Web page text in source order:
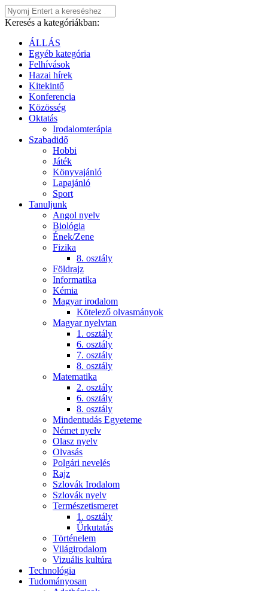
Keresés a kategóriákban:
ÁLLÁS
Egyéb kategória
Felhívások
Hazai hírek
Kitekintő
Konferencia
Közösség
Oktatás
Irodalomterápia
Szabadidő
Hobbi
Játék
Könyvajánló
Lapajánló
Sport
Tanuljunk
Angol nyelv
Biológia
Ének/Zene
Fizika
8. osztály
Földrajz
Informatika
Kémia
Magyar irodalom
Kötelező olvasmányok
Magyar nyelvtan
1. osztály
6. osztály
7. osztály
8. osztály
Matematika
2. osztály
6. osztály
8. osztály
Mindentudás Egyeteme
Német nyelv
Olasz nyelv
Olvasás
Polgári nevelés
Rajz
Szlovák Irodalom
Szlovák nyelv
Természetismeret
1. osztály
Űrkutatás
Történelem
Világirodalom
Vizuális kultúra
Technológia
Tudományosan